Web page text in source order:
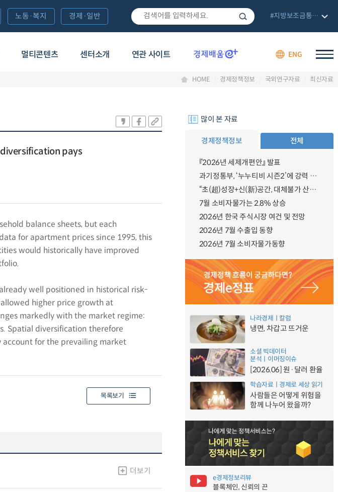
멀티콘텐츠 센터소개 연관 사이트 ENG
노동·복지 경제·일반 #지방보조금통합관리망
HOME 경제정책정보 국외연구자료 최신자료
pays
balance sheets, but each
for apartment prices since 1995, this
would historically have improved
well positioned in historical risk-
higher price growth at
markedly with the market regime:
Spatial diversification therefore
account for the prevailing market
목록보기
더보기
많이 본 자료
경제정책정보 전체
『2026년 세제개편안』 발표
과기정통부, ‘누누티비 시즌2’에 강력 대응 의지 밝혀
“초(超)성장+신(新)공간, 대체불가 산업강국”
7월 소비자물가는 2.8% 상승
2026년 한국 주식시장 여건 및 전망
2026년 7월 수출입 동향
2026년 7월 소비자물가동향
나라경제ㅣ칼럼
냉면, 차갑고 뜨거운
소셜 빅데이터
분석ㅣ이머징이슈
[2026.06] 원·달러 환율
학습자료ㅣ경제로 세상 읽기
사람들은 어떻게 위험을
함께 나누어 왔을까?
e경제정보리뷰
블록체인, 신뢰의 끈